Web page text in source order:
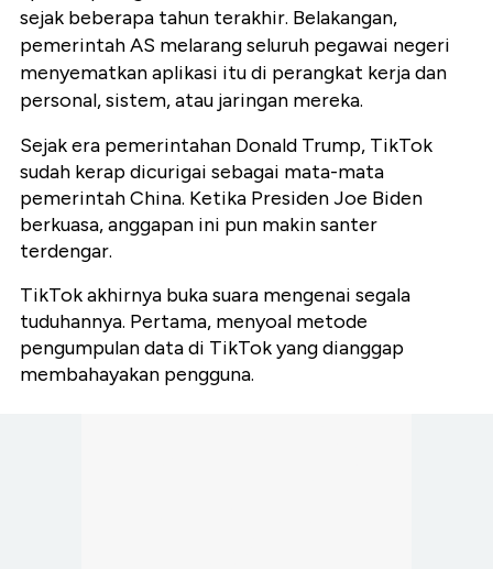
sejak beberapa tahun terakhir. Belakangan,
pemerintah AS melarang seluruh pegawai negeri
menyematkan aplikasi itu di perangkat kerja dan
personal, sistem, atau jaringan mereka.
Sejak era pemerintahan Donald Trump, TikTok
sudah kerap dicurigai sebagai mata-mata
pemerintah China. Ketika Presiden Joe Biden
berkuasa, anggapan ini pun makin santer
terdengar.
TikTok akhirnya buka suara mengenai segala
tuduhannya. Pertama, menyoal metode
pengumpulan data di TikTok yang dianggap
membahayakan pengguna.